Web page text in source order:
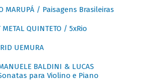
MARUPÁ / Paisagens Brasileiras
METAL QUINTETO / 5xRio
UEMURA
BALDINI & LUCAS
para Violino e Piano